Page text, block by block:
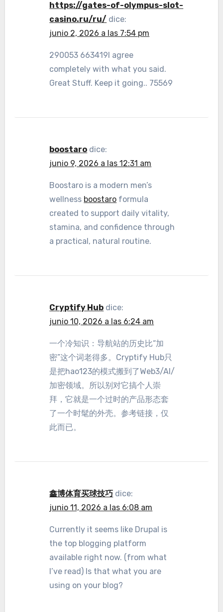
https://gates-of-olympus-slot-
casino.ru/ru/ dice:
junio 2, 2026 a las 7:54 pm
290053 663419I agree
completely with what you said.
Great Stuff. Keep it going.. 75569
boostaro dice:
junio 9, 2026 a las 12:31 am
Boostaro is a modern men’s
wellness boostaro formula
created to support daily vitality,
stamina, and confidence through
a practical, natural routine.
Cryptify Hub dice:
junio 10, 2026 a las 6:24 am
一个冷知识：导航站的历史比“加
密”这个词老得多。Cryptify Hub只
是把hao123的模式搬到了Web3/AI/
加密领域。所以别对它搞个人崇
拜，它就是一个过时的产品形态套
了一个时髦的外壳。参考链接，仅
此而已。
鑫博体育买球技巧 dice:
junio 11, 2026 a las 6:08 am
Currently it seems like Drupal is
the top blogging platform
available right now. (from what
I’ve read) Is that what you are
using on your blog?